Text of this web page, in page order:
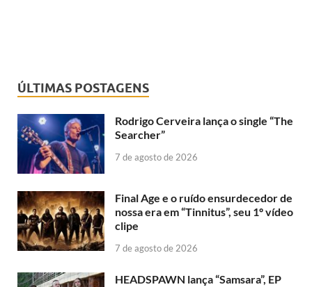
ÚLTIMAS POSTAGENS
Rodrigo Cerveira lança o single “The
Searcher”
7 de agosto de 2026
Final Age e o ruído ensurdecedor de
nossa era em “Tinnitus”, seu 1º vídeo
clipe
7 de agosto de 2026
HEADSPAWN lança “Samsara”, EP